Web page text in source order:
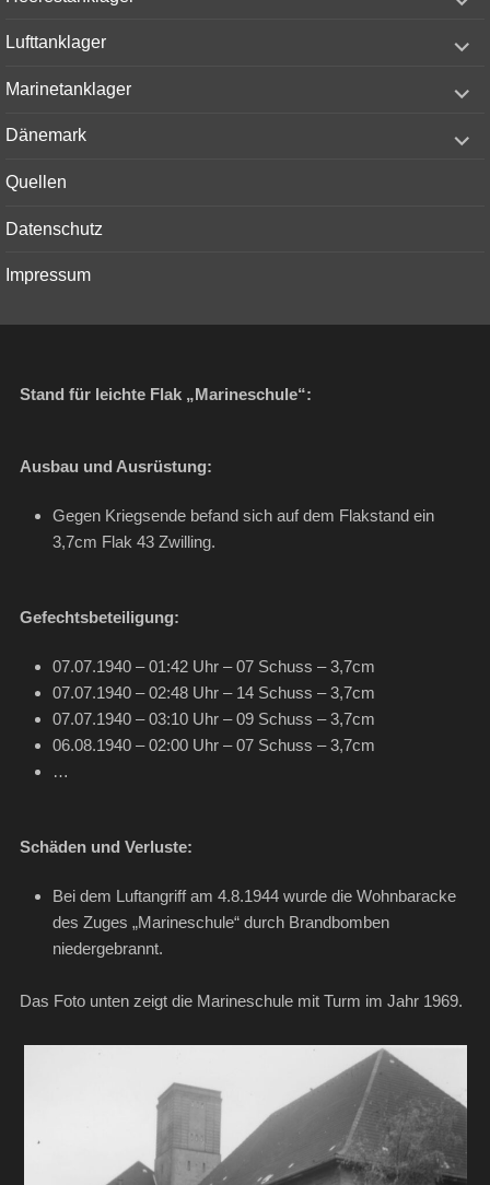
Lufttanklager
child
Marinetanklager
child
Dänemark
child
Quellen
Datenschutz
Impressum
Stand für leichte Flak „Marineschule“:
Ausbau und Ausrüstung:
Gegen Kriegsende befand sich auf dem Flakstand ein
3,7cm Flak 43 Zwilling.
Gefechtsbeteiligung:
07.07.1940 – 01:42 Uhr – 07 Schuss – 3,7cm
07.07.1940 – 02:48 Uhr – 14 Schuss – 3,7cm
07.07.1940 – 03:10 Uhr – 09 Schuss – 3,7cm
06.08.1940 – 02:00 Uhr – 07 Schuss – 3,7cm
…
Schäden und Verluste:
Bei dem Luftangriff am 4.8.1944 wurde die Wohnbaracke
des Zuges „Marineschule“ durch Brandbomben
niedergebrannt.
Das Foto unten zeigt die Marineschule mit Turm im Jahr 1969.